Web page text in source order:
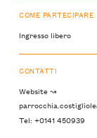
COME PARTECIPARE
Ingresso libero
CONTATTI
Website ↝
Tel: +0141 450939